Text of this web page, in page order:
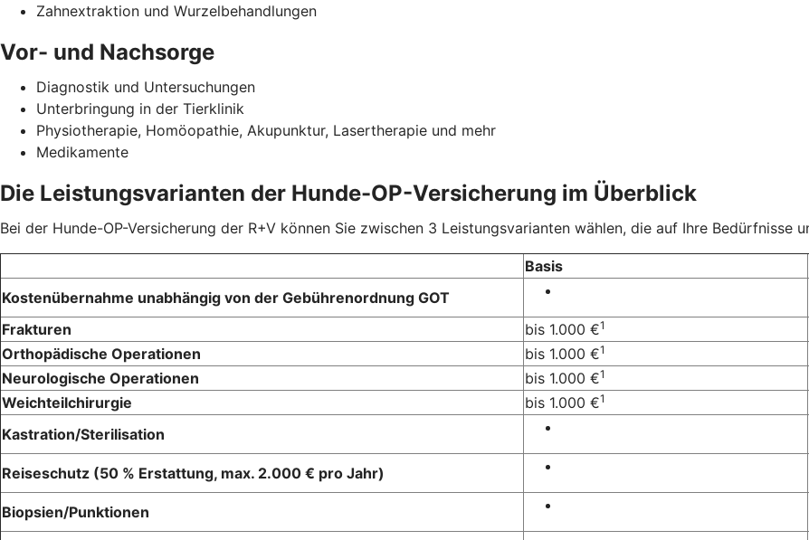
Zahnextraktion und Wurzelbehandlungen
Vor- und Nachsorge
Diagnostik und Untersuchungen
Unterbringung in der Tierklinik
Physiotherapie, Homöopathie, Akupunktur, Lasertherapie und mehr
Medikamente
Die Leistungsvarianten der Hunde-OP-Versicherung im Überblick
Bei der Hunde-OP-Versicherung der R+V können Sie zwischen 3 Leistungsvarianten wählen, die auf Ihre Bedürfnisse
Basis
Kostenübernahme unabhängig von der Gebührenordnung GOT
Frakturen
bis 1.000 €1
Orthopädische Operationen
bis 1.000 €1
Neurologische Operationen
bis 1.000 €1
Weichteilchirurgie
bis 1.000 €1
Kastration/Sterilisation
Reiseschutz (50 % Erstattung, max. 2.000 € pro Jahr)
Biopsien/Punktionen